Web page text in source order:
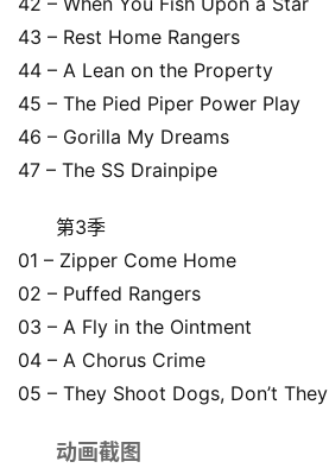
热
门
题
教
材
赞
43 – Rest Home Rangers
44 – A Lean on the Property
45 – The Pied Piper Power Play
46 – Gorilla My Dreams
47 – The SS Drainpipe
第3季
01 – Zipper Come Home
02 – Puffed Rangers
03 – A Fly in the Ointment
04 – A Chorus Crime
05 – They Shoot Dogs, Don’t They
动画截图